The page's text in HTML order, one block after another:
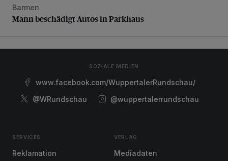
Mann beschädigt Autos in Parkhaus
Barmen
Mann beschädigt Autos in Parkhaus
SOZIALE MEDIEN
www.facebook.com/WuppertalerRundschau/
@WRundschau
@wuppertalerrundschau
SERVICES
Reklamation
VERLAG
Mediadaten